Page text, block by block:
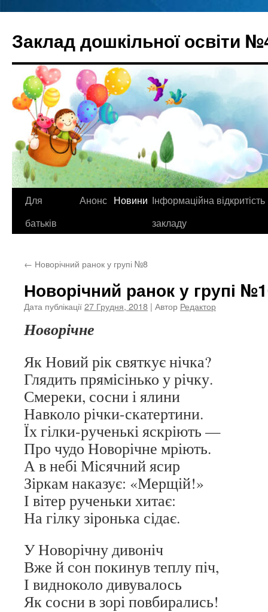
вмісту
Заклад дошкільної освіти
Для
батьків
Анонс Новини Інформаційна відкритість
закладу
← Новорічний ранок у групі №8
Новорічний ранок у групі
Дата публікації27 Грудня, 2018 | Автор Редактор
Новорічне
Як Новий рік святкує нічка?
Глядить прямісінько у річку.
Смереки, сосни і ялини
Навколо річки-скатертини.
Їх гілки-рученькі яскріють —
Про чудо Новорічне мріють.
А в небі Місячний ясир
Зіркам наказує: «Мерщій!»
І вітер рученьки хитає:
На гілку зіронька сідає.
У Новорічну дивоніч
Вже й сон покинув теплу піч,
І видноколо дивувалось
Як сосни в зорі повбирались!